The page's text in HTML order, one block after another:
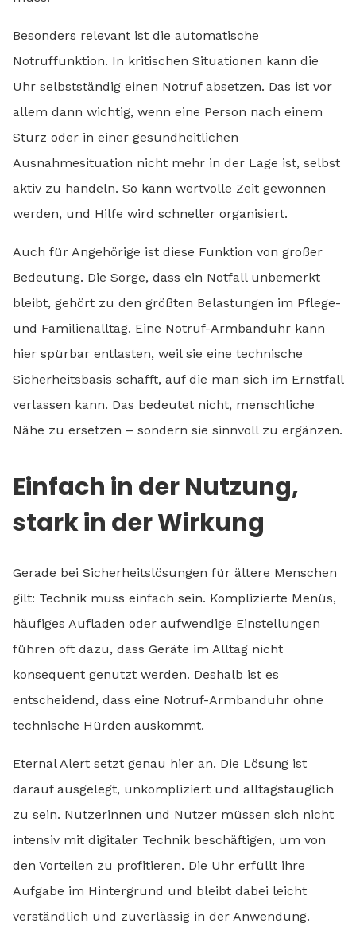
Besonders relevant ist die automatische
Notruffunktion. In kritischen Situationen kann die
Uhr selbstständig einen Notruf absetzen. Das ist vor
allem dann wichtig, wenn eine Person nach einem
Sturz oder in einer gesundheitlichen
Ausnahmesituation nicht mehr in der Lage ist, selbst
aktiv zu handeln. So kann wertvolle Zeit gewonnen
werden, und Hilfe wird schneller organisiert.
Auch für Angehörige ist diese Funktion von großer
Bedeutung. Die Sorge, dass ein Notfall unbemerkt
bleibt, gehört zu den größten Belastungen im Pflege-
und Familienalltag. Eine Notruf-Armbanduhr kann
hier spürbar entlasten, weil sie eine technische
Sicherheitsbasis schafft, auf die man sich im Ernstfall
verlassen kann. Das bedeutet nicht, menschliche
Nähe zu ersetzen – sondern sie sinnvoll zu ergänzen.
Einfach in der Nutzung,
stark in der Wirkung
Gerade bei Sicherheitslösungen für ältere Menschen
gilt: Technik muss einfach sein. Komplizierte Menüs,
häufiges Aufladen oder aufwendige Einstellungen
führen oft dazu, dass Geräte im Alltag nicht
konsequent genutzt werden. Deshalb ist es
entscheidend, dass eine Notruf-Armbanduhr ohne
technische Hürden auskommt.
Eternal Alert setzt genau hier an. Die Lösung ist
darauf ausgelegt, unkompliziert und alltagstauglich
zu sein. Nutzerinnen und Nutzer müssen sich nicht
intensiv mit digitaler Technik beschäftigen, um von
den Vorteilen zu profitieren. Die Uhr erfüllt ihre
Aufgabe im Hintergrund und bleibt dabei leicht
verständlich und zuverlässig in der Anwendung.